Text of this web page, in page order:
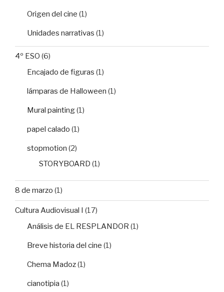
Origen del cine (1)
Unidades narrativas (1)
4º ESO (6)
Encajado de figuras (1)
lámparas de Halloween (1)
Mural painting(1)
papel calado (1)
stopmotion (2)
STORYBOARD (1)
8 de marzo (1)
Cultura Audiovisual I (17)
Análisis de EL RESPLANDOR (1)
Breve historia del cine (1)
Chema Madoz(1)
cianotipia (1)